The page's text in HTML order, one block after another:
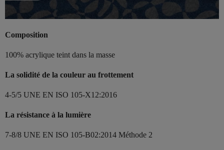
Composition
100% acrylique teint dans la masse
La solidité de la couleur au frottement
4-5/5 UNE EN ISO 105-X12:2016
La résistance à la lumière
7-8/8 UNE EN ISO 105-B02:2014 Méthode 2